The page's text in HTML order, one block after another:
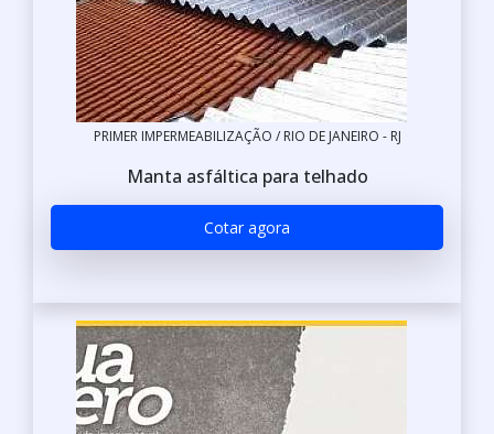
PRIMER IMPERMEABILIZAÇÃO / RIO DE JANEIRO - RJ
Manta asfáltica para telhado
Cotar agora